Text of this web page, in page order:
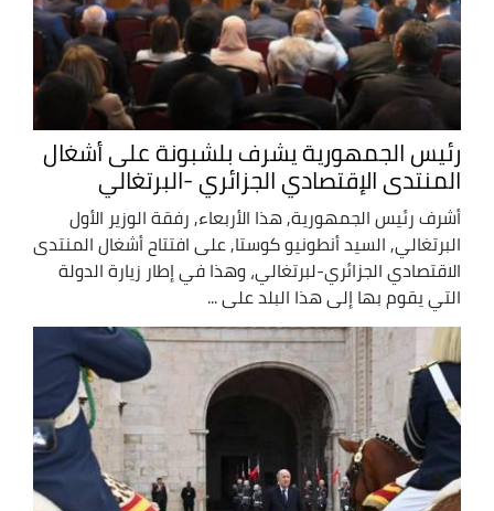
رئيس الجمهورية يشرف بلشبونة على أشغال
المنتدى الإقتصادي الجزائري -البرتغالي
أشرف رئيس الجمهورية, هذا الأربعاء, رفقة الوزير الأول
البرتغالي, السيد أنطونيو كوستا, على افتتاح أشغال المنتدى
الاقتصادي الجزائري-لبرتغالي، وهذا في إطار زيارة الدولة
التي يقوم بها إلى هذا البلد على ...